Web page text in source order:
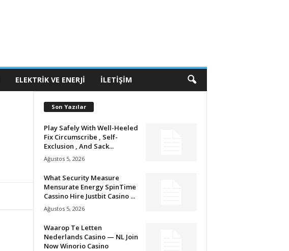
ELEKTRIK VE ENERJI İLETIŞIM
Son Yazılar
Play Safely With Well-Heeled
Fix Circumscribe , Self-
Exclusion , And Sack...
Ağustos 5, 2026
What Security Measure
Mensurate Energy SpinTime
Cassino Hire Justbit Casino ...
Ağustos 5, 2026
Waarop Te Letten
Nederlands Casino — NL Join
Now Winorio Casino